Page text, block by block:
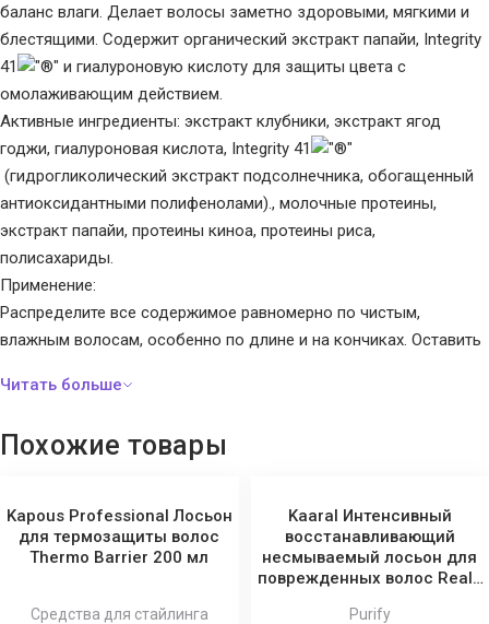
баланс влаги. Делает волосы заметно здоровыми, мягкими и
блестящими. Содержит органический экстракт папайи, Integrity
41
и гиалуроновую кислоту для защиты цвета с
омолаживающим действием.
Активные ингредиенты: экстракт клубники, экстракт ягод
годжи, гиалуроновая кислота, Integrity 41
(гидрогликолический экстракт подсолнечника, обогащенный
антиоксидантными полифенолами)., молочные протеины,
экстракт папайи, протеины киноа, протеины риса,
полисахариды.
Применение:
Распределите все содержимое равномерно по чистым,
влажным волосам, особенно по длине и на кончиках. Оставить
Похожие товары
Kapous Professional Лосьон
для термозащиты волос
Thermo Barrier 200 мл
Средства для стайлинга
Kaaral Интенсивный
восстанавливающий
несмываемый лосьон для
поврежденных волос Reale
Purify